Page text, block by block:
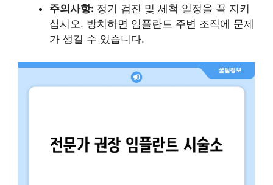
주의사항: 정기 검진 및 세척 일정을 꼭 지키
십시오. 방치하면 임플란트 주변 조직에 문제
가 생길 수 있습니다.